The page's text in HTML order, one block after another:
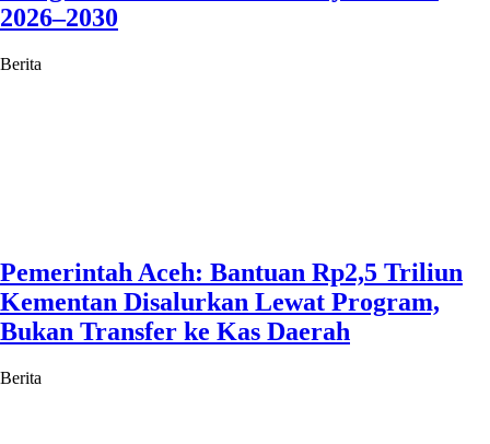
2026–2030
Berita
Pemerintah Aceh: Bantuan Rp2,5 Triliun
Kementan Disalurkan Lewat Program,
Bukan Transfer ke Kas Daerah
Berita